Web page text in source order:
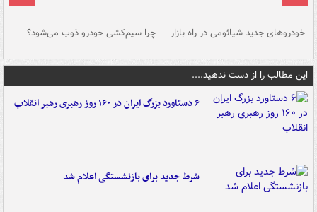
خودروهای جدید شیائومی در راه بازار چرا سیم‌کشی خودرو ذوب می‌شود؟
این مطالب را از دست ندهید....
۶ دستاورد بزرگ ایران در ۱۶۰ روز رهبری رهبر انقلاب
شرط جدید برای بازنشستگی اعلام شد